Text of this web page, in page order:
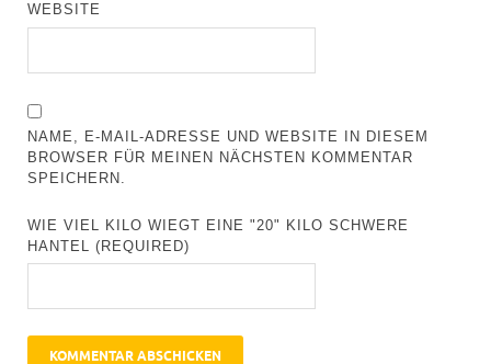
WEBSITE
NAME, E-MAIL-ADRESSE UND WEBSITE IN DIESEM
BROWSER FÜR MEINEN NÄCHSTEN KOMMENTAR
SPEICHERN.
WIE VIEL KILO WIEGT EINE "20" KILO SCHWERE
HANTEL (REQUIRED)